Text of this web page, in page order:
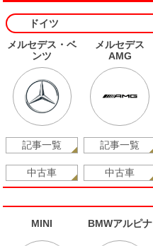
ドイツ
メルセデス・ベ
ンツ
記事一覧
中古車
メルセデス
AMG
記事一覧
中古車
MINI BMWアルピナ